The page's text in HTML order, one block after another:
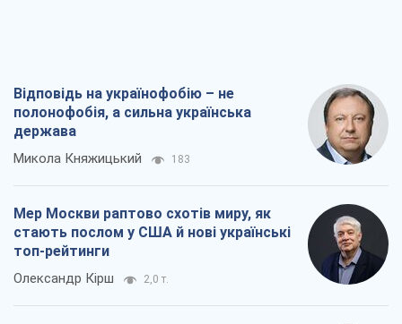
Відповідь на українофобію – не
полонофобія, а сильна українська
держава
Микола Княжицький 183
Мер Москви раптово схотів миру, як
стають послом у США й нові українські
топ-рейтинги
Олександр Кірш 2,0 т.